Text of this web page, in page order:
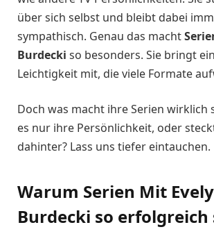
über sich selbst und bleibt dabei
sympathisch. Genau das macht
Burdecki so besonders. Sie bringt
Leichtigkeit mit, die viele Formate
Doch was macht ihre Serien wirklich
es nur ihre Persönlichkeit, oder
dahinter? Lass uns tiefer eintauchen.
Warum Serien Mit
Burdecki so erfolgreich